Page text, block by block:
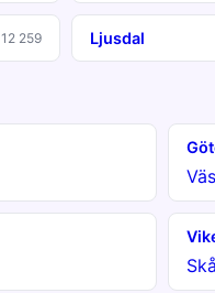
12 259 Ljusdal